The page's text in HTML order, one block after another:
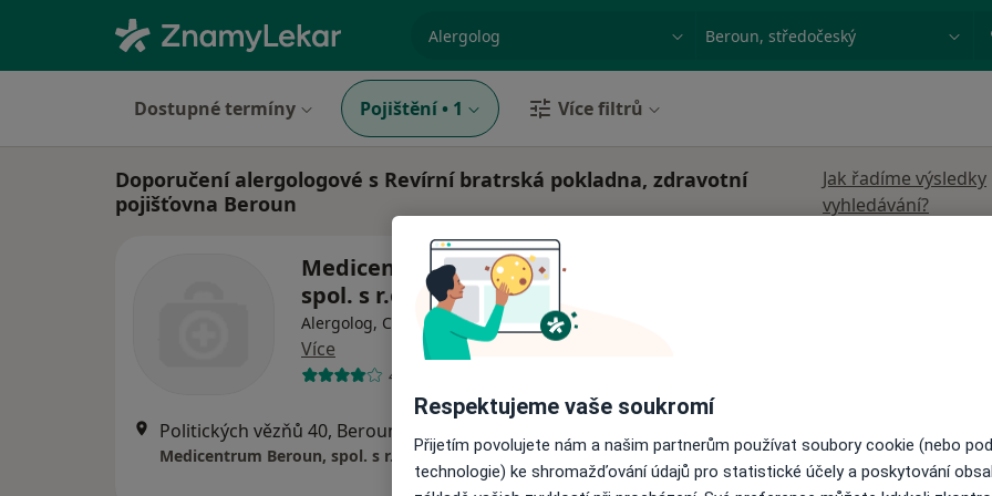
Město nebo region
Dostupné termíny Pojištění • 1 Více filtrů
Doporučení alergologové s Revírní bratrská pokladna, zdravotní
pojišťovna Beroun
Jak řadíme výsledky
vyhledávání?
Medicentrum Beroun,
spol. s r.o.
Alergolog, Chirurg, Dermatolog·
Více
48 názorů
Politických vězňů 40, Beroun
Medicentrum Beroun, spol. s r.o.
Respektujeme vaše soukromí
Přijetím povolujete nám a našim partnerům používat soubory cookie (nebo
technologie) ke shromažďování údajů pro statistické účely a poskytování